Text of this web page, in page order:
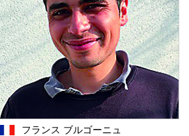
フランス ブルゴーニュ